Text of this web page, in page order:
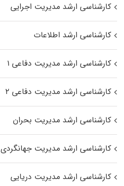
کارشناسی ارشد مدیریت اجرایی
کارشناسی ارشد اطلاعات
کارشناسی ارشد مدیریت دفاعی ۱
کارشناسی ارشد مدیریت دفاعی ۲
کارشناسی ارشد مدیریت بحران
کارشناسی ارشد مدیریت جهانگردی
کارشناسی ارشد مدیریت دریایی